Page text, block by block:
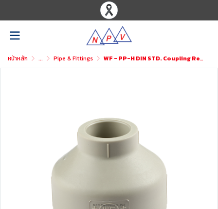
หน้าหลัก ... Pipe & Fittings WF - PP-H DIN STD. Coupling Reducer